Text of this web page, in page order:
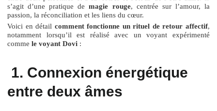
s’agit d’une pratique demagie rouge, centrée sur l’amour, la
passion, la réconciliation et les liens du cœur.
Voici en détail comment fonctionne un rituel de retour affectif,
notamment lorsqu’il est réalisé avec un voyant expérimenté
comme le voyant Dovi :
1. Connexion énergétique
entre deux âmes